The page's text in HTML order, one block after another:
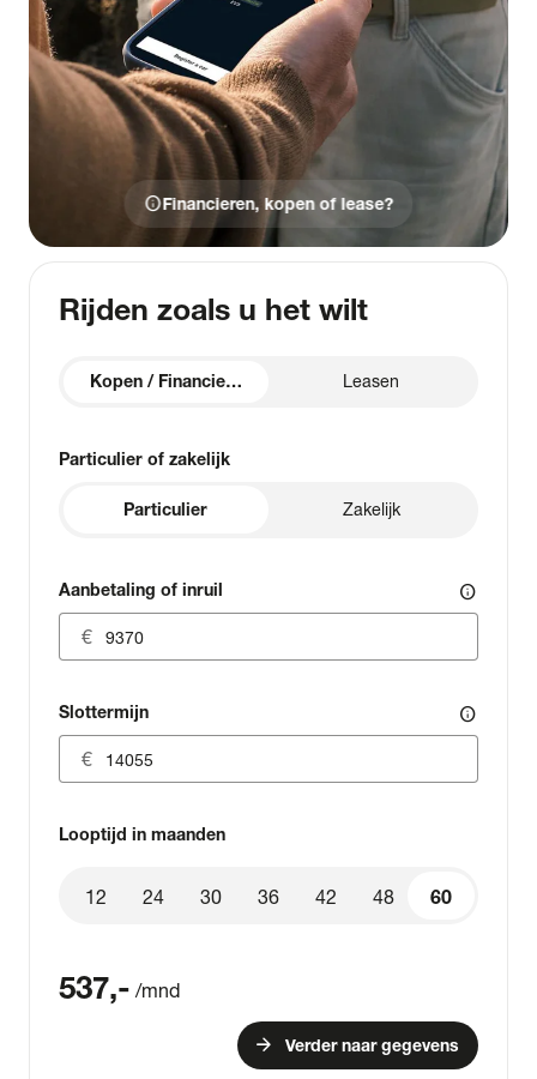
infoFinancieren, kopen of lease?
Rijden zoals u het wilt
Kopen / Financieren Leasen
Particulier of zakelijk
Particulier Zakelijk
Aanbetaling of inruil info
Slottermijn info
Looptijd in maanden
60
12 24 30 36 42 48 60
537,- /mnd
arrow_forward Verder naar gegevens